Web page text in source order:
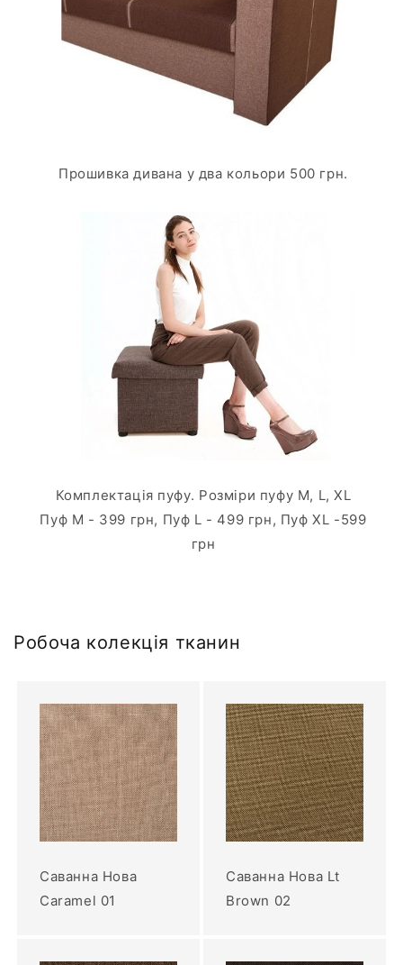
Прошивка дивана у два кольори 500 грн.
Комплектація пуфу. Розміри пуфу М, L, ХL
Пуф М - 399 грн, Пуф L - 499 грн, Пуф ХL -599
грн
Робоча колекція тканин
Саванна Нова
Caramel 01
Саванна Нова Lt
Brown 02